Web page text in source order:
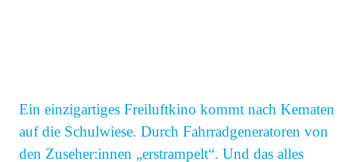
Ein einzigartiges Freiluftkino kommt nach Kematen
auf die Schulwiese. Durch Fahrradgeneratoren von
den Zuseher:innen „erstrampelt“. Und das alles